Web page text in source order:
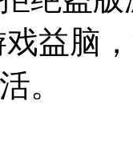
益脑
。